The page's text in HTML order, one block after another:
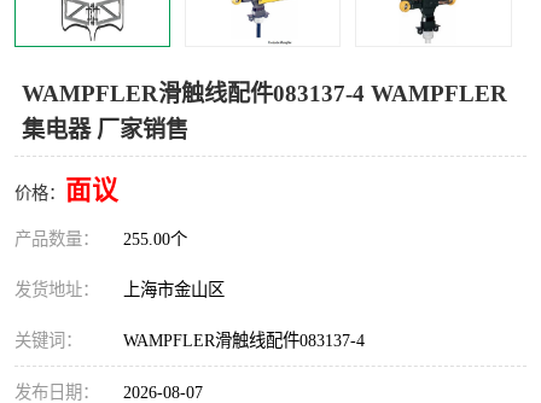
WAMPFLER滑触线配件083137-4 WAMPFLER
集电器 厂家销售
价格： 面议
产品数量： 255.00个
发货地址： 上海市金山区
关键词： WAMPFLER滑触线配件083137-4
发布日期： 2026-08-07
WICHITA Cleveland 张力控制器
MYCOM步进电机
Warner Linear